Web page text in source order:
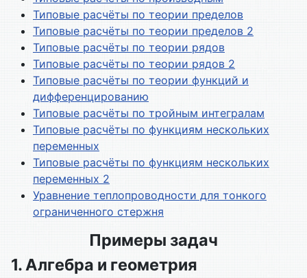
Типовые расчёты по теории пределов
Типовые расчёты по теории пределов 2
Типовые расчёты по теории рядов
Типовые расчёты по теории рядов 2
Типовые расчёты по теории функций и
дифференцированию
Типовые расчёты по тройным интегралам
Типовые расчёты по функциям нескольких
переменных
Типовые расчёты по функциям нескольких
переменных 2
Уравнение теплопроводности для тонкого
ограниченного стержня
Примеры задач
1. Алгебра и геометрия